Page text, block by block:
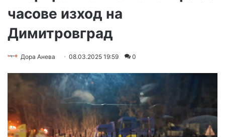
часове изход на
Димитровград
Дора Анева 08.03.2025 19:59 0